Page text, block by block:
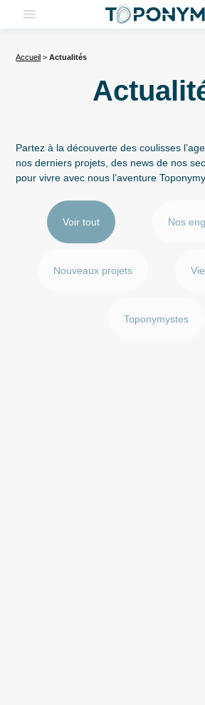
Accueil >Actualités
Partez à la découverte des coulisses
nos derniers projets, des news de nos
pour vivre avec nous l’aventure Toponymy.
Actualités
Voir tout Nos
Nouveaux projets
Toponymystes